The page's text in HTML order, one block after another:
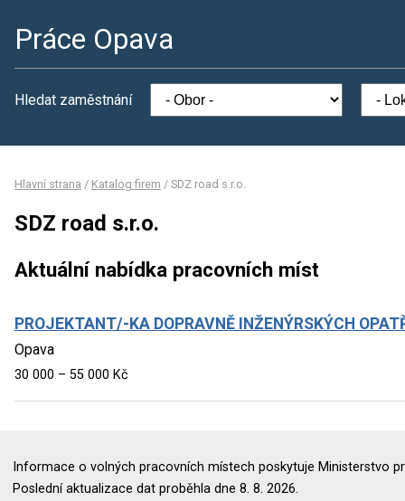
Práce Opava
Hledat zaměstnání
Hlavní strana / Katalog firem / SDZ road s.r.o.
SDZ road s.r.o.
Aktuální nabídka pracovních míst
PROJEKTANT/-KA DOPRAVNĚ INŽENÝRSKÝCH
Opava
30 000 – 55 000 Kč
Informace o volných pracovních místech poskytuje Ministerstvo
Poslední aktualizace dat proběhla dne 8. 8. 2026.